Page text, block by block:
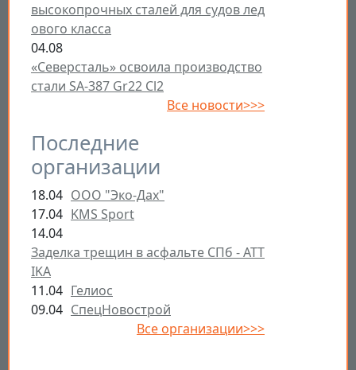
высокопрочных сталей для судов лед
ового класса
04.08
«Северсталь» освоила производство
стали SA-387 Gr22 Cl2
Все новости>>>
Последние
организации
18.04 ООО "Эко-Дах"
17.04 KMS Sport
14.04
Заделка трещин в асфальте СПб - ATT
IKA
11.04 Гелиос
09.04 СпецНовострой
Все организации>>>